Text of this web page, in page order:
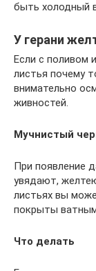
быть холодный
У герани
Если с поливом
листья почему
внимательно
живностей.
Мучнистый
При появление
увядают,
листьях вы
покрыты
Что делать